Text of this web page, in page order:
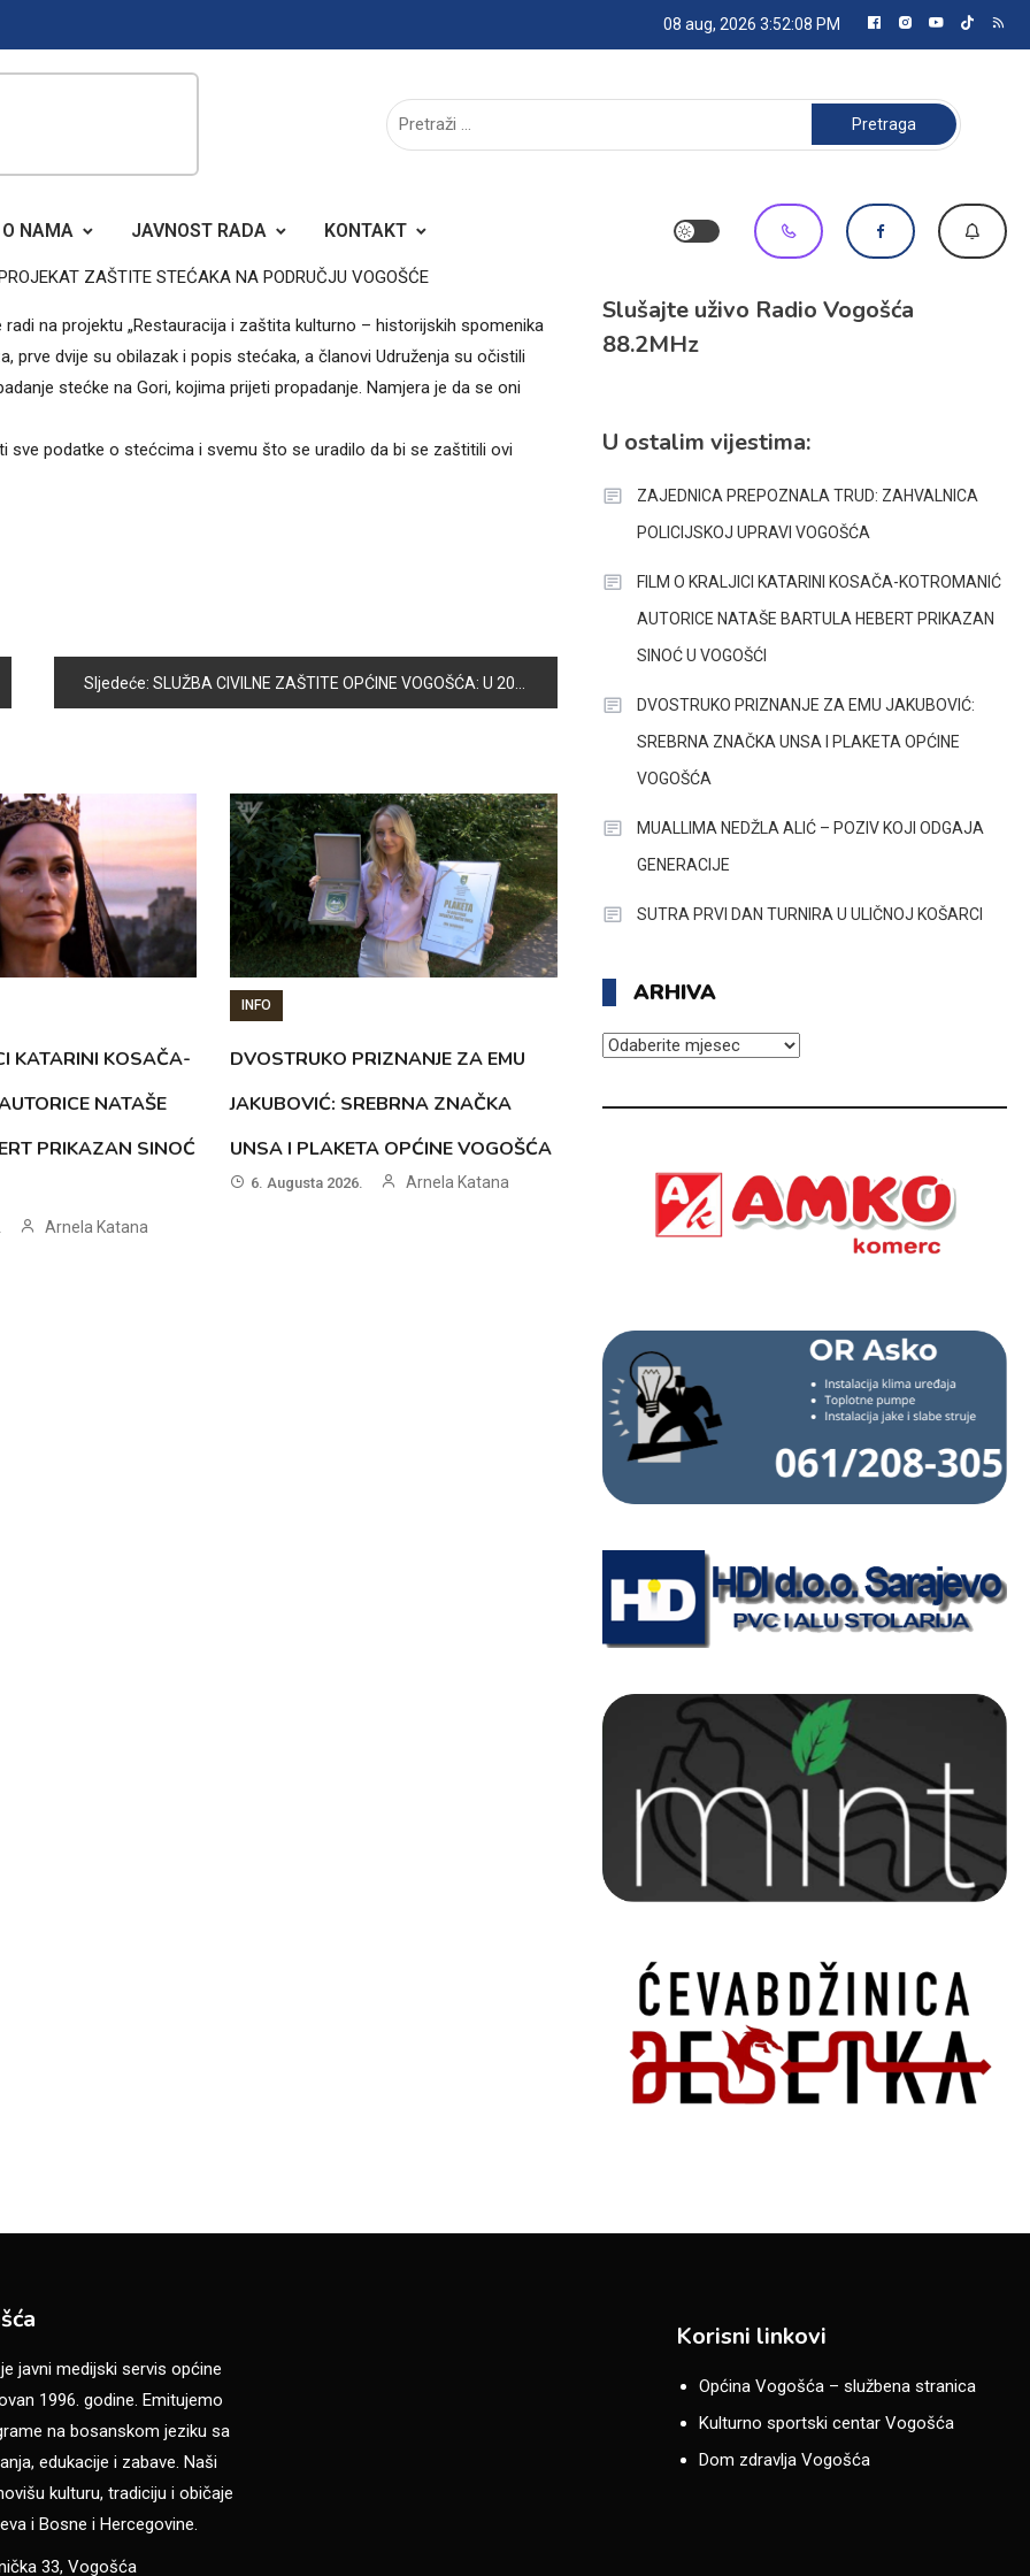
08 aug, 2026 3:52:08 PM
Pretraga:
O NAMA JAVNOST RADA KONTAKT
ZAŠTITE STEĆAKA NA PODRUČJU VOGOŠĆE
na projektu „Restauracija i zaštita kulturno – historijskih spomenika
prve dvije su obilazak i popis stećaka, a članovi Udruženja su očistili
stećke na Gori, kojima prijeti propadanje. Namjera je da se oni
sve podatke o stećcima i svemu što se uradilo da bi se zaštitili ovi
Sljedeće: SLUŽBA CIVILNE ZAŠTITE OPĆINE VOGOŠĆA: U 2015. GODINI REALIZOVANO VIŠE PROJEKATA IZ OBLASTI DEMINIRANJA
KATARINI KOSAČA-
NATAŠE
PRIKAZAN SINOĆ
Arnela Katana
INFO
DVOSTRUKO PRIZNANJE ZA EMU
JAKUBOVIĆ: SREBRNA ZNAČKA
UNSA I PLAKETA OPĆINE VOGOŠĆA
6. Augusta 2026. Arnela Katana
Slušajte uživo Radio Vogošća
88.2MHz
U ostalim vijestima:
ZAJEDNICA PREPOZNALA TRUD: ZAHVALNICA
POLICIJSKOJ UPRAVI VOGOŠĆA
FILM O KRALJICI KATARINI KOSAČA-KOTROMANIĆ
AUTORICE NATAŠE BARTULA HEBERT PRIKAZAN
SINOĆ U VOGOŠĆI
DVOSTRUKO PRIZNANJE ZA EMU JAKUBOVIĆ:
SREBRNA ZNAČKA UNSA I PLAKETA OPĆINE
VOGOŠĆA
MUALLIMA NEDŽLA ALIĆ – POZIV KOJI ODGAJA
GENERACIJE
SUTRA PRVI DAN TURNIRA U ULIČNOJ KOŠARCI
ARHIVA
ARHIVA
javni medijski servis općine
1996. godine. Emitujemo
na bosanskom jeziku sa
edukacije i zabave. Naši
kulturu, tradiciju i običaje
i Bosne i Hercegovine.
33, Vogošća
Korisni linkovi
Općina Vogošća – službena stranica
Kulturno sportski centar Vogošća
Dom zdravlja Vogošća